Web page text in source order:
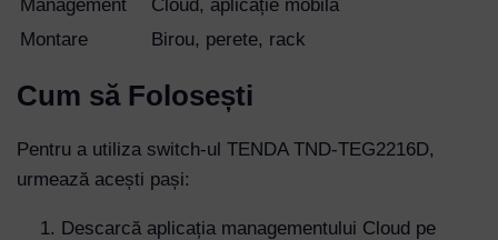
Management
Cloud, aplicație mobilă
Montare
Birou, perete, rack
Cum să Folosești
Pentru a utiliza switch-ul TENDA TND-TEG2216D,
urmează acești pași:
Descarcă aplicația managementului Cloud pe
Username or Email Address